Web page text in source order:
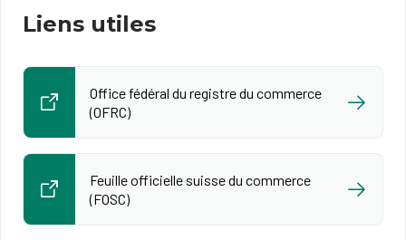
Liens utiles
Office fédéral du registre du commerce
(OFRC)
Feuille officielle suisse du commerce
(FOSC)